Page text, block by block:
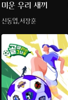
미운 우리 새끼
신동엽,서장훈